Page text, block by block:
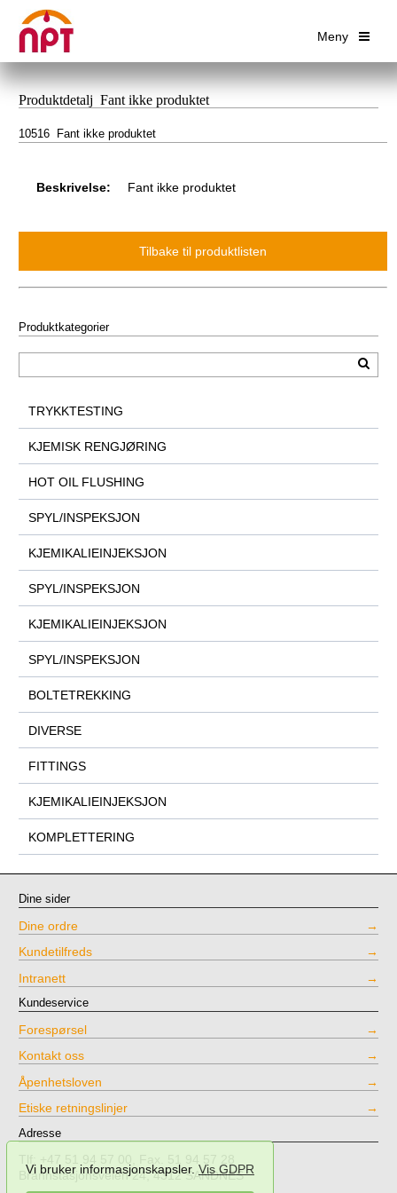
Vi bruker informasjonskapsler.Vis GDPR
Meny
Produktdetalj Fant ikke produktet
10516 Fant ikke produktet
Beskrivelse: Fant ikke produktet
Produktkategorier
TRYKKTESTING
KJEMISK RENGJØRING
HOT OIL FLUSHING
SPYL/INSPEKSJON
KJEMIKALIEINJEKSJON
SPYL/INSPEKSJON
KJEMIKALIEINJEKSJON
SPYL/INSPEKSJON
BOLTETREKKING
DIVERSE
FITTINGS
KJEMIKALIEINJEKSJON
KOMPLETTERING
Dine sider
Dine ordre
Kundetilfreds
Intranett
Kundeservice
Forespørsel
Kontakt oss
Åpenhetsloven
Etiske retningslinjer
Adresse
Tlf: +47 51 94 57 00, Fax. 51 94 57 28
Brannstasjonsveien 24, 4312 SANDNES